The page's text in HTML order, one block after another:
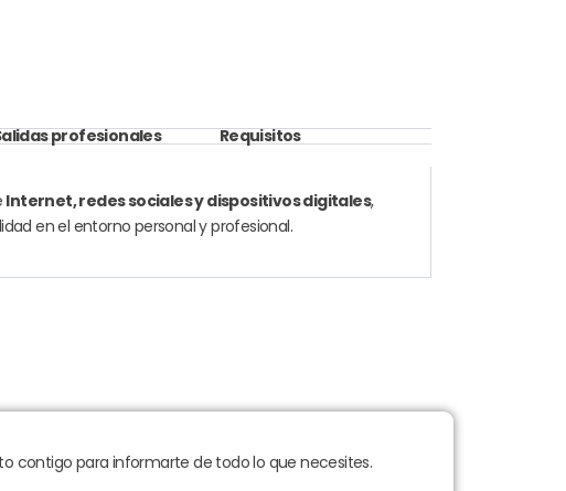
profesionales Requisitos
Internet, redes sociales y dispositivos digitales,
en el entorno personal y profesional.
contigo para informarte de todo lo que necesites.